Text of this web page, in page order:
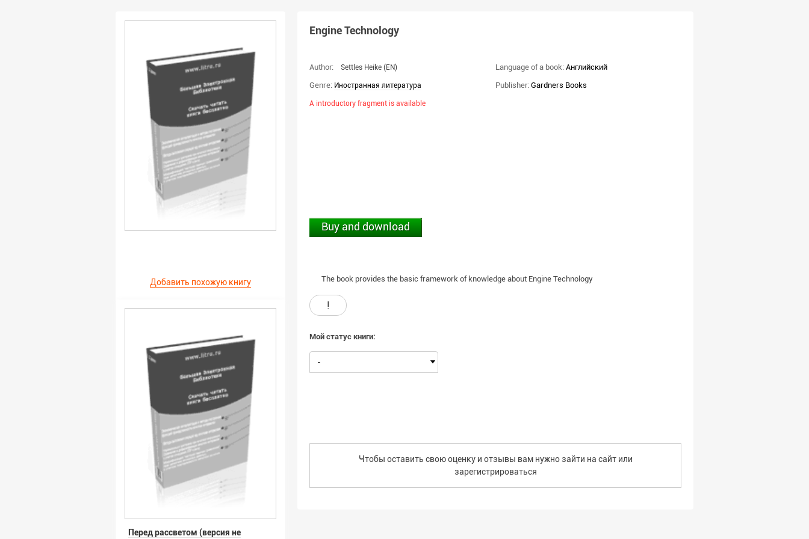
Добавить похожую книгу
Перед рассветом (версия не
Engine Technology
Author: Settles Heike (EN)
Genre: Иностранная литература
A introductory fragment is available
Language of a book: Английский
Publisher: Gardners Books
Buy and download
The book provides the basic framework of knowledge about Engine Technology
!
Мой статус книги:
-
Чтобы оставить свою оценку и отзывы вам нужно зайти на сайт или
зарегистрироваться